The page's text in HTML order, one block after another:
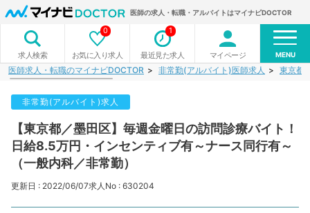
医師の求人・転職・アルバイトはマイナビDOCTOR
求人検索 お気に入り求人
0
最近見た求人
1
マイページ MENU
医師求人・転職のマイナビDOCTOR 非常勤(アルバイト)医師求人 東京都
非常勤(アルバイト)求人
【東京都／墨田区】毎週金曜日の訪問診療バイト！
日給8.5万円・インセンティブ有～ナース同行有～
（一般内科／非常勤）
更新日 : 2022/06/07求人No : 630204